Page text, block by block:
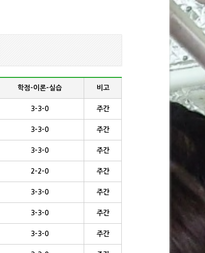
학점-이론-실습 비고
3-3-0 주간
3-3-0 주간
3-3-0 주간
2-2-0 주간
3-3-0 주간
3-3-0 주간
3-3-0 주간